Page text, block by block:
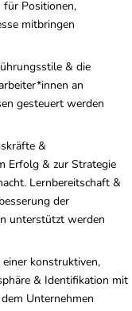
für Positionen,
mitbringen
& die
an
gesteuert werden
&
Erfolg & zur Strategie
Lernbereitschaft &
der
unterstützt werden
konstruktiven,
& Identifikation mit
Unternehmen